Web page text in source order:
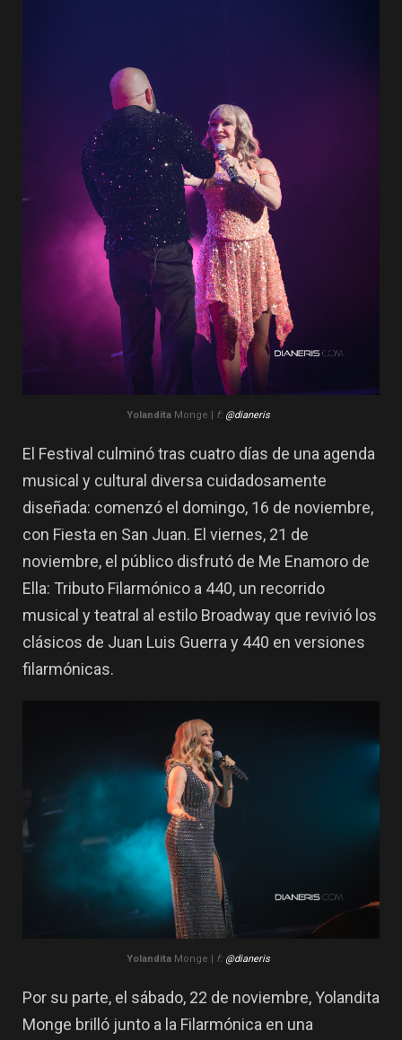
YolanditaMonge | f: @dianeris
El Festival culminó tras cuatro días de una agenda
musical y cultural diversa cuidadosamente
diseñada: comenzó el domingo, 16 de noviembre,
con Fiesta en San Juan. El viernes, 21 de
noviembre, el público disfrutó de Me Enamoro de
Ella: Tributo Filarmónico a 440, un recorrido
musical y teatral al estilo Broadway que revivió los
clásicos de Juan Luis Guerra y 440 en versiones
filarmónicas.
YolanditaMonge | f: @dianeris
Por su parte, el sábado, 22 de noviembre, Yolandita
Monge brilló junto a la Filarmónica en una